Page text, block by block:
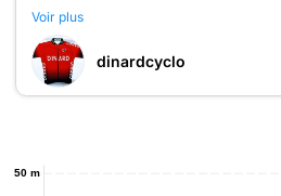
Ecotays-Languenan-La Rougerais-
Dinard. N 195 Bis- 70.6 kms 606m+
https://www.openrunner.com/
Voir plus
dinardcyclo
50 m